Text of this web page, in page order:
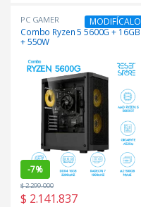
PC GAMER
Combo Ryzen 5 5600G + 16GB
+ 550W
-7%
MODIFÍCALO
$ 2.141.837
$2.299.000